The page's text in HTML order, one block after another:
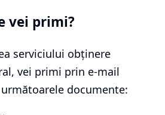
vei primi?
serviciului obținere
, vei primi prin e-mail
documente: